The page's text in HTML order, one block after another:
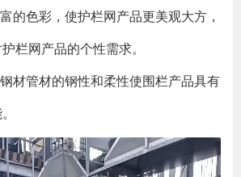
的色彩，使护栏网产品更美观大方，
栏网产品的个性需求。
材管材的钢性和柔性使围栏产品具有